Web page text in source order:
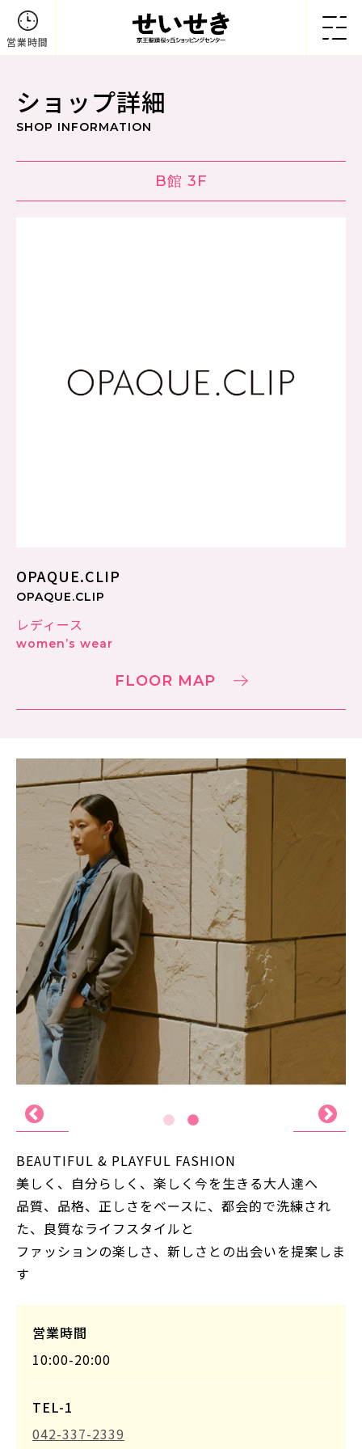
営業時間
ショップ詳細
SHOP INFORMATION
B館 3F
OPAQUE.CLIP
OPAQUE.CLIP
レディース
women’s wear
FLOOR MAP
BEAUTIFUL & PLAYFUL FASHION
美しく、自分らしく、楽しく今を生きる大人達へ
品質、品格、正しさをベースに、都会的で洗練され
た、良質なライフスタイルと
ファッションの楽しさ、新しさとの出会いを提案しま
す
営業時間
10:00-20:00
TEL-1
042-337-2339